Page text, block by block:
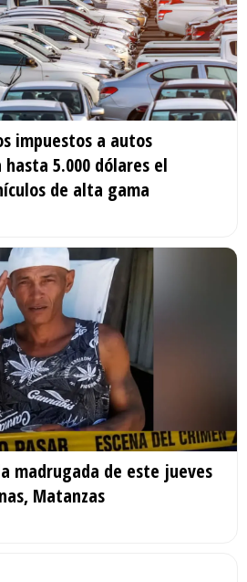
impuestos a autos
5.000 dólares el
de alta gama
madrugada de este jueves
Matanzas